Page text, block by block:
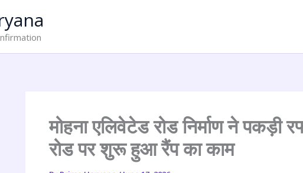
मोहना एलिवेटेड रोड निर्माण ने पकड़ी
रोड पर शुरू हुआ रैंप का काम